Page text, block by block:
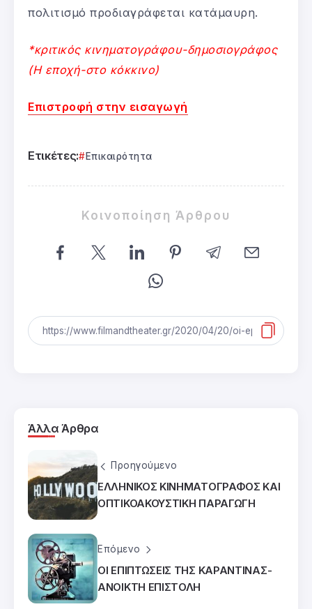
πολιτισμό προδιαγράφεται κατάμαυρη.
*κριτικός κινηματογράφου-δημοσιογράφος
(Η εποχή-στο κόκκινο)
Επιστροφή στην εισαγωγή
Ετικέτες: Επικαιρότητα
Κοινοποίηση Άρθρου
Άλλα Άρθρα
Προηγούμενο
ΕΛΛΗΝΙΚΟΣ ΚΙΝΗΜΑΤΟΓΡΑΦΟΣ ΚΑΙ
ΟΠΤΙΚΟΑΚΟΥΣΤΙΚΗ ΠΑΡΑΓΩΓΗ
Επόμενο
ΟΙ ΕΠΙΠΤΩΣΕΙΣ ΤΗΣ ΚΑΡΑΝΤΙΝΑΣ-
ΑΝΟΙΚΤΗ ΕΠΙΣΤΟΛΗ